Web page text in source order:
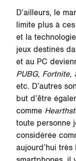
D’ailleurs, le
limite plus à ces
et la
jeux destinés
et au PC
PUBG, Fortnite,
etc. D’autres
but d’être
comme
toute personne
considérée
aujourd’hui